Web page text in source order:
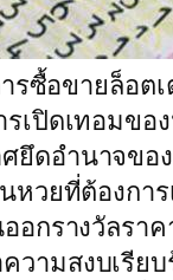
ารซื้อขายล็
เปิดเทอมข
ยึดอำนาจข
หวยที่ต้องก
อกรางวัลรา
วามสงบเรี